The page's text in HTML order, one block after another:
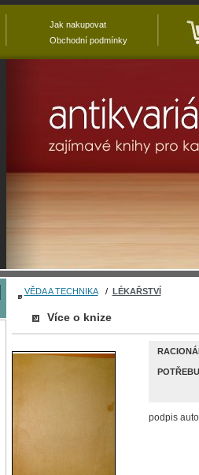
VĚDA A TECHNIKA/ LÉKAŘSTVÍ
Více o knize
podpis
Jak nakupovat
Obchodní podmínky